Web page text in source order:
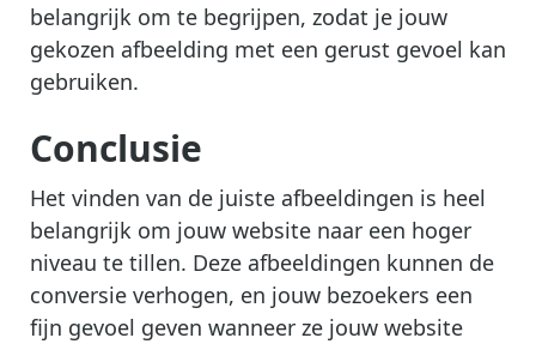
belangrijk om te begrijpen, zodat je jouw
gekozen afbeelding met een gerust gevoel kan
gebruiken.
Conclusie
Het vinden van de juiste afbeeldingen is heel
belangrijk om jouw website naar een hoger
niveau te tillen. Deze afbeeldingen kunnen de
conversie verhogen, en jouw bezoekers een
fijn gevoel geven wanneer ze jouw website